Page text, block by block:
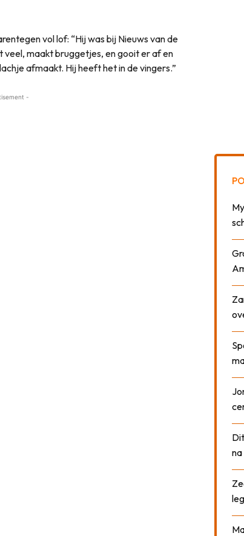
vol lof: “Hij was bij Nieuws van de
veel, maakt bruggetjes, en gooit er af en
afmaakt. Hij heeft het in de vingers.”
-
na